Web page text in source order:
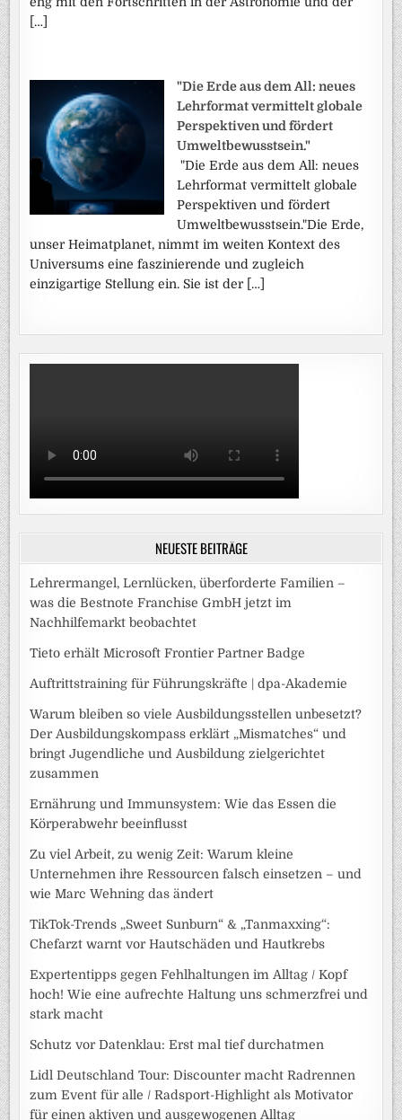
[…]
"Die Erde aus dem All: neues
Lehrformat vermittelt globale
Perspektiven und fördert
Umweltbewusstsein."
"Die Erde aus dem All: neues
Lehrformat vermittelt globale
Perspektiven und fördert
Umweltbewusstsein."Die Erde,
unser Heimatplanet, nimmt im weiten Kontext des
Universums eine faszinierende und zugleich
einzigartige Stellung ein. Sie ist der […]
NEUESTE BEITRÄGE
Lehrermangel, Lernlücken, überforderte Familien –
was die Bestnote Franchise GmbH jetzt im
Nachhilfemarkt beobachtet
Tieto erhält Microsoft Frontier Partner Badge
Auftrittstraining für Führungskräfte | dpa-Akademie
Warum bleiben so viele Ausbildungsstellen unbesetzt?
Der Ausbildungskompass erklärt „Mismatches“ und
bringt Jugendliche und Ausbildung zielgerichtet
zusammen
Ernährung und Immunsystem: Wie das Essen die
Körperabwehr beeinflusst
Zu viel Arbeit, zu wenig Zeit: Warum kleine
Unternehmen ihre Ressourcen falsch einsetzen – und
wie Marc Wehning das ändert
TikTok-Trends „Sweet Sunburn“ & „Tanmaxxing“:
Chefarzt warnt vor Hautschäden und Hautkrebs
Expertentipps gegen Fehlhaltungen im Alltag / Kopf
hoch! Wie eine aufrechte Haltung uns schmerzfrei und
stark macht
Schutz vor Datenklau: Erst mal tief durchatmen
Lidl Deutschland Tour: Discounter macht Radrennen
zum Event für alle / Radsport-Highlight als Motivator
für einen aktiven und ausgewogenen Alltag